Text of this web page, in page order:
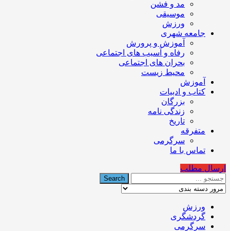
تهران
مد و فشن
موسیقی
ورزش
جامعه شهری
آموزش و پرورش
رفاه و آسیب های اجتماعی
بحران های اجتماعی
محیط زیست
آموزش
کتاب و ادبیات
بزرگان
زندگی نامه
تاریخ
متفرقه
سرگرمی
تماس با ما
ارسال مطلب
ورزش
گردشگری
سرگرمی